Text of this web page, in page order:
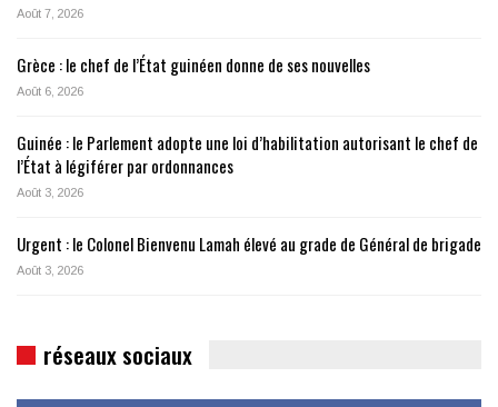
Août 7, 2026
Grèce : le chef de l’État guinéen donne de ses nouvelles
Août 6, 2026
Guinée : le Parlement adopte une loi d’habilitation autorisant le chef de
l’État à légiférer par ordonnances
Août 3, 2026
Urgent : le Colonel Bienvenu Lamah élevé au grade de Général de brigade
Août 3, 2026
réseaux sociaux